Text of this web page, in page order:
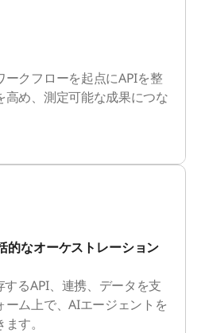
クフローを起点にAPIを整
高め、測定可能な成果につな
的なオーケストレーション
るAPI、連携、データを支
ーム上で、AIエージェントを
す。